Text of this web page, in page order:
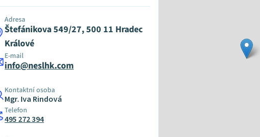
Adresa
Štefánikova 549/27, 500 11 Hradec
Králové
E-mail
info@neslhk.com
Kontaktní osoba
Mgr. Iva Rindová
Telefon
495 272 394